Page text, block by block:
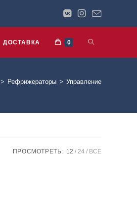
ДОСТАВКА 0
> Рефрижераторы > Управление
ПРОСМОТРЕТЬ: 12 24 ВСЕ